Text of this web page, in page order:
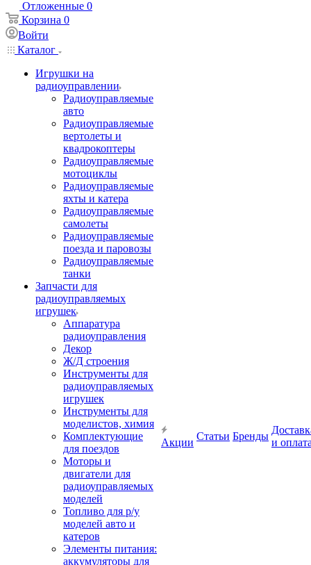
Отложенные 0
Корзина 0
Войти
Каталог
Игрушки на
радиоуправлении
Радиоуправляемые
авто
Радиоуправляемые
вертолеты и
квадрокоптеры
Радиоуправляемые
мотоциклы
Радиоуправляемые
яхты и катера
Радиоуправляемые
самолеты
Радиоуправляемые
поезда и паровозы
Радиоуправляемые
танки
Запчасти для
радиоуправляемых
игрушек
Аппаратура
радиоуправления
Декор
Ж/Д строения
Инструменты для
радиоуправляемых
игрушек
Инструменты для
моделистов, химия
Комплектующие
для поездов
Моторы и
двигатели для
радиоуправляемых
моделей
Топливо для р/у
моделей авто и
катеров
Элементы питания:
аккумуляторы для
Акции
Статьи Бренды
и